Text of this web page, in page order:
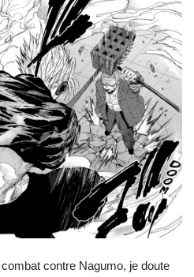
contre Nagumo, je doute